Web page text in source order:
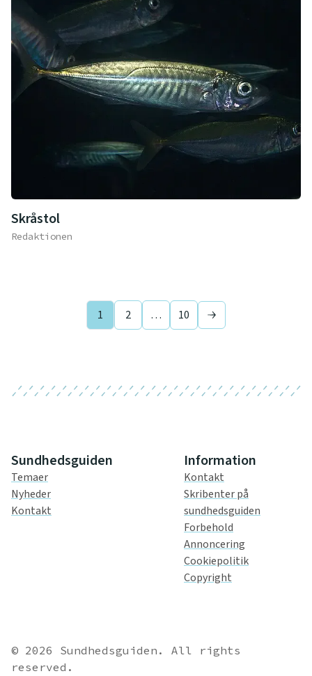
Skråstol
Redaktionen
1 2 … 10 Next page
Sundhedsguiden
Temaer
Nyheder
Kontakt
Information
Kontakt
Skribenter på
sundhedsguiden
Forbehold
Annoncering
Cookiepolitik
Copyright
© 2026 Sundhedsguiden. All rights
reserved.